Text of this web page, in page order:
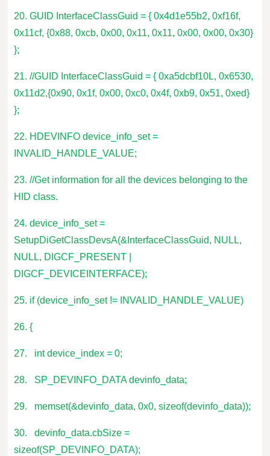
20. GUID InterfaceClassGuid = { 0x4d1e55b2, 0xf16f,
0x11cf, {0x88, 0xcb, 0x00, 0x11, 0x11, 0x00, 0x00, 0x30}
};
21. //GUID InterfaceClassGuid = { 0xa5dcbf10L, 0x6530,
0x11d2,{0x90, 0x1f, 0x00, 0xc0, 0x4f, 0xb9, 0x51, 0xed}
};
22. HDEVINFO device_info_set =
INVALID_HANDLE_VALUE;
23. //Get information for all the devices belonging to the
HID class.
24. device_info_set =
SetupDiGetClassDevsA(&InterfaceClassGuid, NULL,
NULL, DIGCF_PRESENT |
DIGCF_DEVICEINTERFACE);
25. if (device_info_set != INVALID_HANDLE_VALUE)
26. {
27. int device_index = 0;
28. SP_DEVINFO_DATA devinfo_data;
29. memset(&devinfo_data, 0x0, sizeof(devinfo_data));
30. devinfo_data.cbSize =
sizeof(SP_DEVINFO_DATA);